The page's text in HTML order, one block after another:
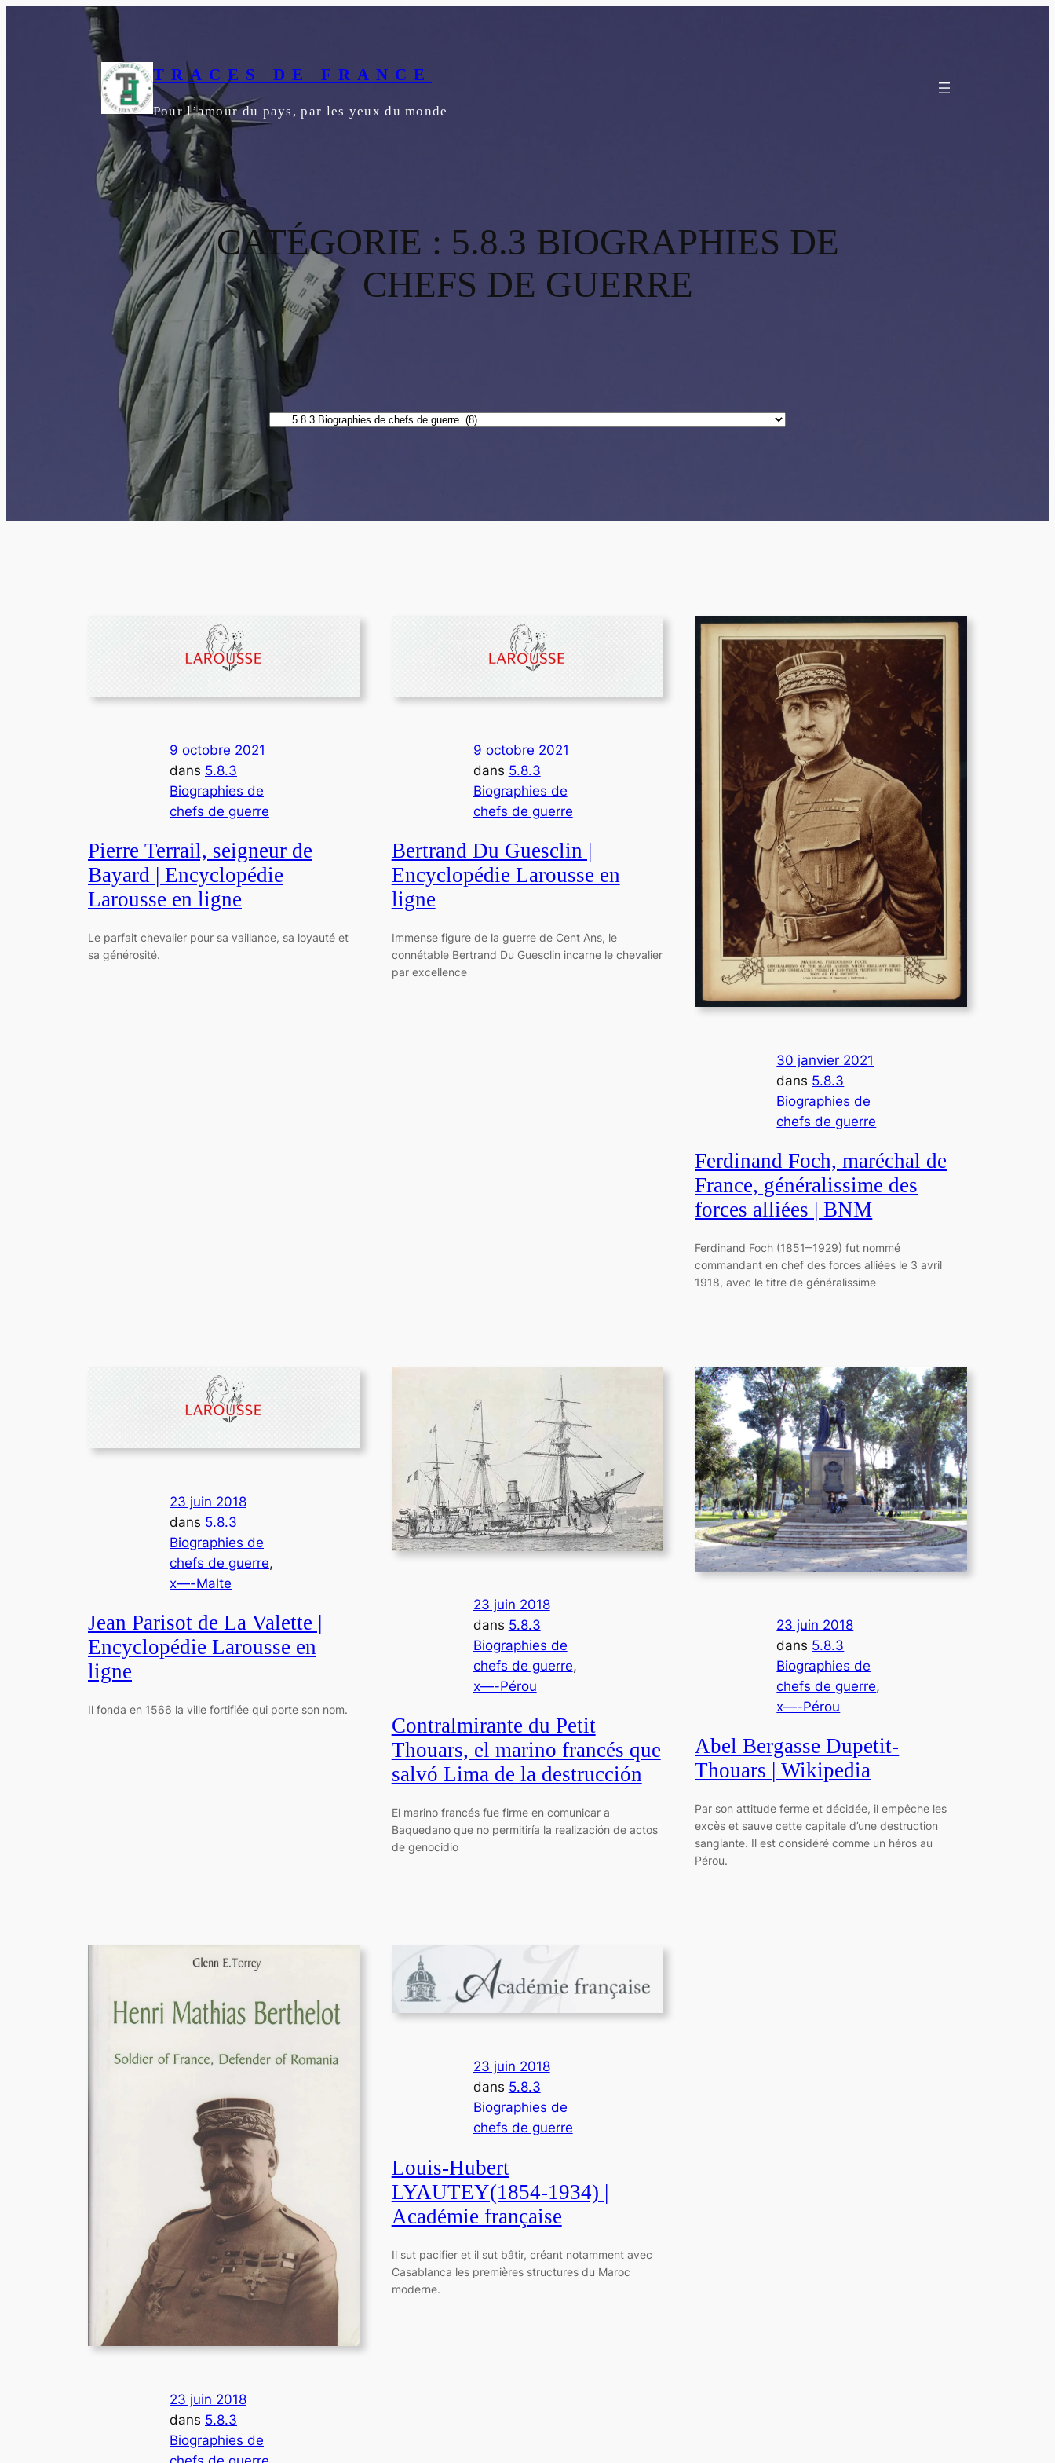
TRACES DE FRANCE
Pour l’amour du pays, par les yeux du monde
CATÉGORIE : 5.8.3 BIOGRAPHIES DE
CHEFS DE GUERRE
Catégories
9 octobre 2021
dans 5.8.3
Biographies de
chefs de guerre
Pierre Terrail, seigneur de
Bayard | Encyclopédie
Larousse en ligne
Le parfait chevalier pour sa vaillance, sa loyauté et
sa générosité.
9 octobre 2021
dans 5.8.3
Biographies de
chefs de guerre
Bertrand Du Guesclin |
Encyclopédie Larousse en
ligne
Immense figure de la guerre de Cent Ans, le
connétable Bertrand Du Guesclin incarne le chevalier
par excellence
30 janvier 2021
dans 5.8.3
Biographies de
chefs de guerre
Ferdinand Foch, maréchal de
France, généralissime des
forces alliées | BNM
Ferdinand Foch (1851‒1929) fut nommé
commandant en chef des forces alliées le 3 avril
1918, avec le titre de généralissime
23 juin 2018
dans 5.8.3
Biographies de
chefs de guerre
x—-Malte
Jean Parisot de La Valette |
Encyclopédie Larousse en
ligne
Il fonda en 1566 la ville fortifiée qui porte son nom.
23 juin 2018
dans 5.8.3
Biographies de
chefs de guerre
x—-Pérou
Contralmirante du Petit
Thouars, el marino francés que
salvó Lima de la destrucción
El marino francés fue firme en comunicar a
Baquedano que no permitiría la realización de actos
de genocidio
23 juin 2018
dans 5.8.3
Biographies de
chefs de guerre
x—-Pérou
Abel Bergasse Dupetit-
Thouars | Wikipedia
Par son attitude ferme et décidée, il empêche les
excès et sauve cette capitale d’une destruction
sanglante. Il est considéré comme un héros au
Pérou.
23 juin 2018
dans 5.8.3
Biographies de
23 juin 2018
dans 5.8.3
Biographies de
chefs de guerre
Louis-Hubert
LYAUTEY(1854-1934) |
Académie française
Il sut pacifier et il sut bâtir, créant notamment avec
Casablanca les premières structures du Maroc
moderne.